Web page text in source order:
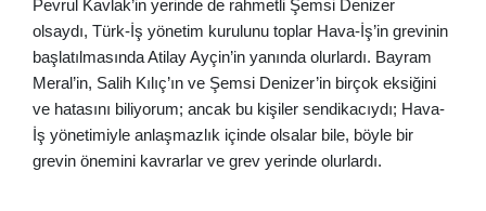
Pevrul Kavlak’in yerinde de rahmetli Şemsi Denizer
olsaydı, Türk-İş yönetim kurulunu toplar Hava-İş’in grevinin
başlatılmasında Atilay Ayçin’in yanında olurlardı. Bayram
Meral’in, Salih Kılıç’ın ve Şemsi Denizer’in birçok eksiğini
ve hatasını biliyorum; ancak bu kişiler sendikacıydı; Hava-
İş yönetimiyle anlaşmazlık içinde olsalar bile, böyle bir
grevin önemini kavrarlar ve grev yerinde olurlardı.